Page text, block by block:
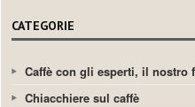
CATEGORIE
Caffè con gli esperti, il nostro
Chiacchiere sul caffè